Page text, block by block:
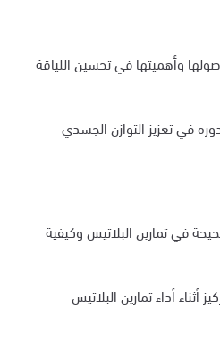
وأهميتها في تحسين اللياقة
في تعزيز التوازن الجسدي
في تمارين البلاتيس وكيفية
أثناء أداء تمارين البلاتيس